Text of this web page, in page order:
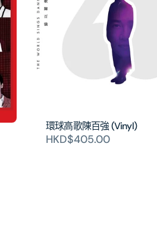
環球高歌陳百強 (Vinyl)
HKD$405.00